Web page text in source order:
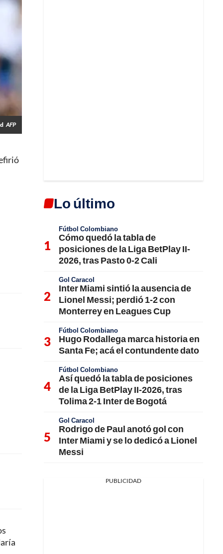
AFP
Lo último
Fútbol Colombiano
Cómo quedó la tabla de
posiciones de la Liga BetPlay II-
2026, tras Pasto 0-2 Cali
Gol Caracol
Inter Miami sintió la ausencia de
Lionel Messi; perdió 1-2 con
Monterrey en Leagues Cup
Fútbol Colombiano
Hugo Rodallega marca historia en
Santa Fe; acá el contundente dato
Fútbol Colombiano
Así quedó la tabla de posiciones
de la Liga BetPlay II-2026, tras
Tolima 2-1 Inter de Bogotá
Gol Caracol
Rodrigo de Paul anotó gol con
Inter Miami y se lo dedicó a Lionel
Messi
PUBLICIDAD